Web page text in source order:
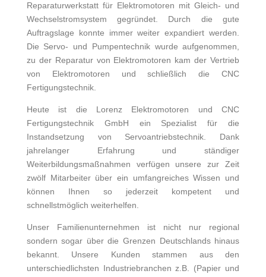
Reparaturwerkstatt für Elektromotoren mit Gleich- und
Wechselstromsystem gegründet. Durch die gute
Auftragslage konnte immer weiter expandiert werden.
Die Servo- und Pumpentechnik wurde aufgenommen,
zu der Reparatur von Elektromotoren kam der Vertrieb
von Elektromotoren und schließlich die CNC
Fertigungstechnik.
Heute ist die Lorenz Elektromotoren und CNC
Fertigungstechnik GmbH ein Spezialist für die
Instandsetzung von Servoantriebstechnik. Dank
jahrelanger Erfahrung und ständiger
Weiterbildungsmaßnahmen verfügen unsere zur Zeit
zwölf Mitarbeiter über ein umfangreiches Wissen und
können Ihnen so jederzeit kompetent und
schnellstmöglich weiterhelfen.
Unser Familienunternehmen ist nicht nur regional
sondern sogar über die Grenzen Deutschlands hinaus
bekannt. Unsere Kunden stammen aus den
unterschiedlichsten Industriebranchen z.B. (Papier und